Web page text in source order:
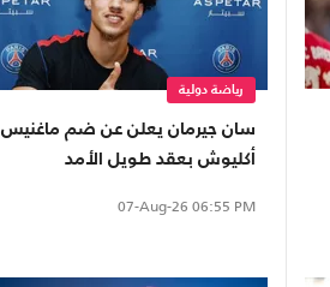
رياضة دولية
سان جيرمان يعلن عن ضم ماغنيس
أكليوش بعقد طويل الأمد
07-Aug-26 06:55 PM